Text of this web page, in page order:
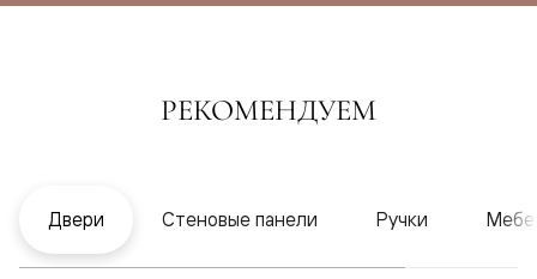
РЕКОМЕНДУЕМ
Двери Стеновые панели Ручки